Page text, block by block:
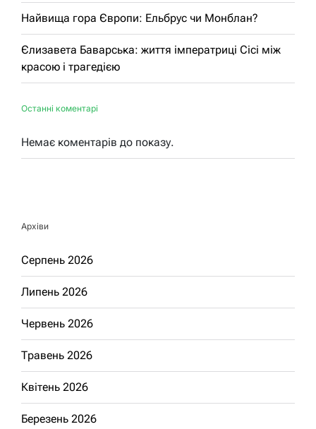
Найвища гора Європи: Ельбрус чи Монблан?
Єлизавета Баварська: життя імператриці Сісі між
красою і трагедією
Останні коментарі
Немає коментарів до показу.
Архіви
Серпень 2026
Липень 2026
Червень 2026
Травень 2026
Квітень 2026
Березень 2026